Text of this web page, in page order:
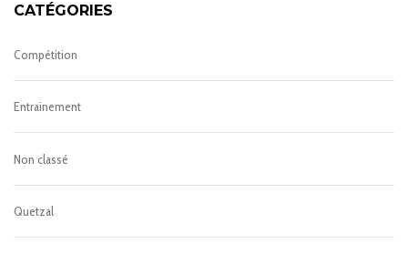
CATÉGORIES
Compétition
Entrainement
Non classé
Quetzal